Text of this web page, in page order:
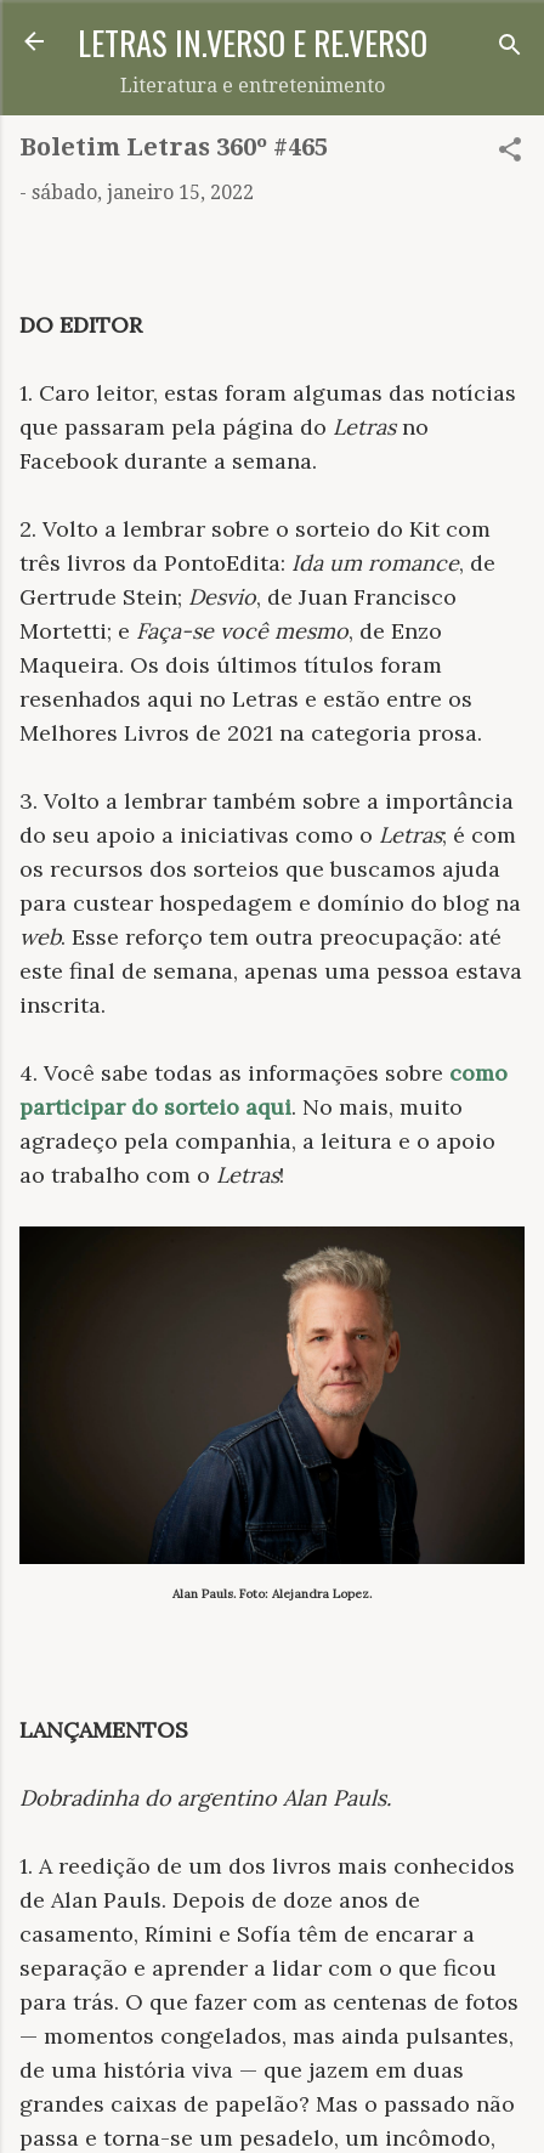
Pular para o conteúdo principal
LETRAS IN.VERSO E RE.VERSO
Literatura e entretenimento
Boletim Letras 360º #465
- sábado, janeiro 15, 2022
DO EDITOR
1. Caro leitor, estas foram algumas das notícias
que passaram pela página do Letrasno
Facebook durante a semana.
2. Volto a lembrar sobre o sorteio do Kit com
três livros da PontoEdita: Ida um romance, de
Gertrude Stein; Desvio, de Juan Francisco
Mortetti; e Faça-se você mesmo, de Enzo
Maqueira. Os dois últimos títulos foram
resenhados aqui no Letras e estão entre os
Melhores Livros de 2021 na categoria prosa.
3. Volto a lembrar também sobre a importância
do seu apoio a iniciativas como o Letras; é com
os recursos dos sorteios que buscamos ajuda
para custear hospedagem e domínio do blog na
web. Esse reforço tem outra preocupação: até
este final de semana, apenas uma pessoa estava
inscrita.
4. Você sabe todas as informações sobre como
participar do sorteio aqui. No mais, muito
agradeço pela companhia, a leitura e o apoio
ao trabalho com o Letras!
Alan Pauls. Foto: Alejandra Lopez.
LANÇAMENTOS
Dobradinha do argentino Alan Pauls.
1. A reedição de um dos livros mais conhecidos
de Alan Pauls. Depois de doze anos de
casamento, Rímini e Sofía têm de encarar a
separação e aprender a lidar com o que ficou
para trás. O que fazer com as centenas de fotos
— momentos congelados, mas ainda pulsantes,
de uma história viva — que jazem em duas
grandes caixas de papelão? Mas o passado não
passa e torna-se um pesadelo, um incômodo,